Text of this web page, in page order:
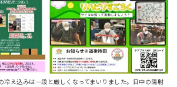
冷え込みは一段と厳しくなってまいりました。日中の陽射